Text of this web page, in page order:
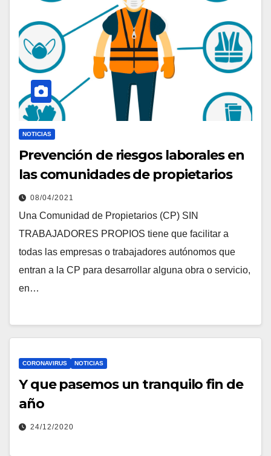
NOTICIAS
Prevención de riesgos laborales en
las comunidades de propietarios
08/04/2021
Una Comunidad de Propietarios (CP) SIN
TRABAJADORES PROPIOS tiene que facilitar a
todas las empresas o trabajadores autónomos que
entran a la CP para desarrollar alguna obra o servicio,
en…
CORONAVIRUS NOTICIAS
Y que pasemos un tranquilo fin de
año
24/12/2020